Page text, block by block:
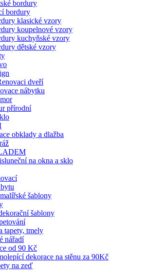
bordury
bordury
klasické vzory
koupelnové vzory
kuchyňské vzory
dětské vzory
dveří
nábytku
přírodní
obklady a dlažba
na okna a sklo
šablony
šablony
tapety, tmely
nářadí
od 90 Kč
dekorace na stěnu za 90Kč
na zeď